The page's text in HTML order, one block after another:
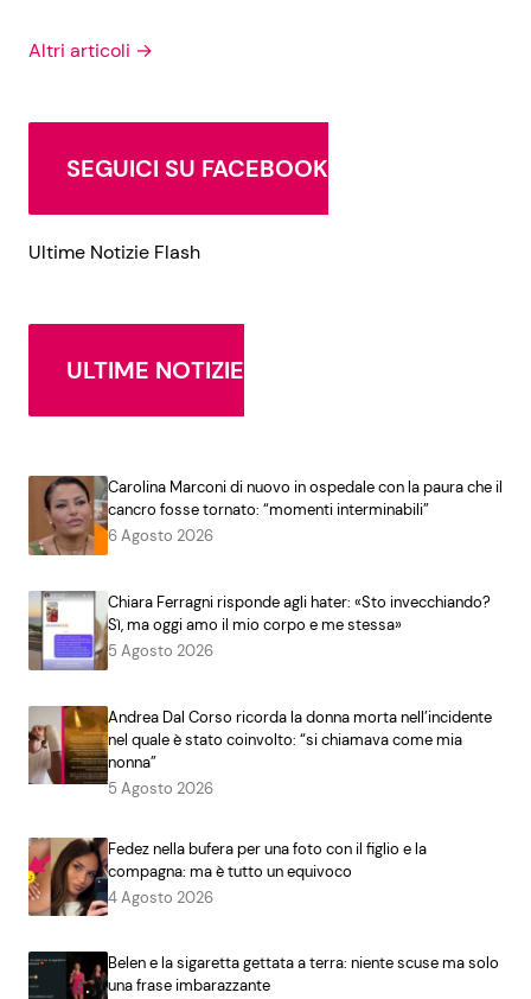
Altri articoli →
SEGUICI SU FACEBOOK
Ultime Notizie Flash
ULTIME NOTIZIE
Carolina Marconi di nuovo in ospedale con la paura che il
cancro fosse tornato: “momenti interminabili”
6 Agosto 2026
Chiara Ferragni risponde agli hater: «Sto invecchiando?
Sì, ma oggi amo il mio corpo e me stessa»
5 Agosto 2026
Andrea Dal Corso ricorda la donna morta nell’incidente
nel quale è stato coinvolto: “si chiamava come mia
nonna”
5 Agosto 2026
Fedez nella bufera per una foto con il figlio e la
compagna: ma è tutto un equivoco
4 Agosto 2026
Belen e la sigaretta gettata a terra: niente scuse ma solo
una frase imbarazzante